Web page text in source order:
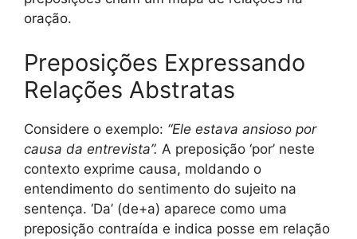
oração.
Preposições Expressando
Relações Abstratas
Considere o exemplo: “Ele estava ansioso por
causa da entrevista”. A preposição ‘por’ neste
contexto exprime causa, moldando o
entendimento do sentimento do sujeito na
sentença. ‘Da’ (de+a) aparece como uma
preposição contraída e indica posse em relação